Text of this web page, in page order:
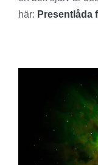
här: Presentlåda